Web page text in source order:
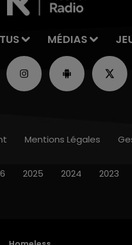
MÉDIAS
Mentions Légales
2025 2024 2023